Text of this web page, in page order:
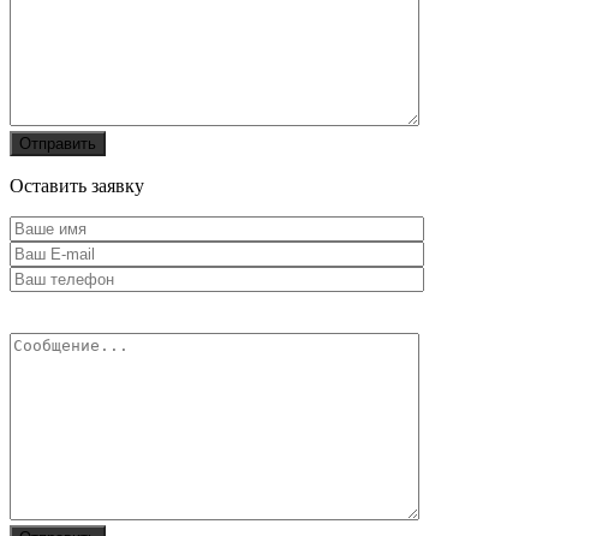
Оставить заявку